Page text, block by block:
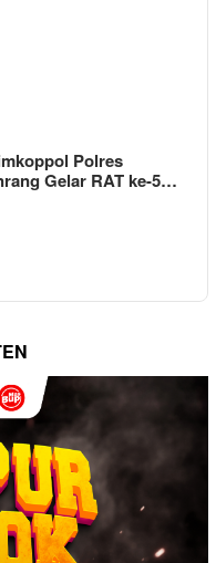
Polres
Gelar RAT ke-5…